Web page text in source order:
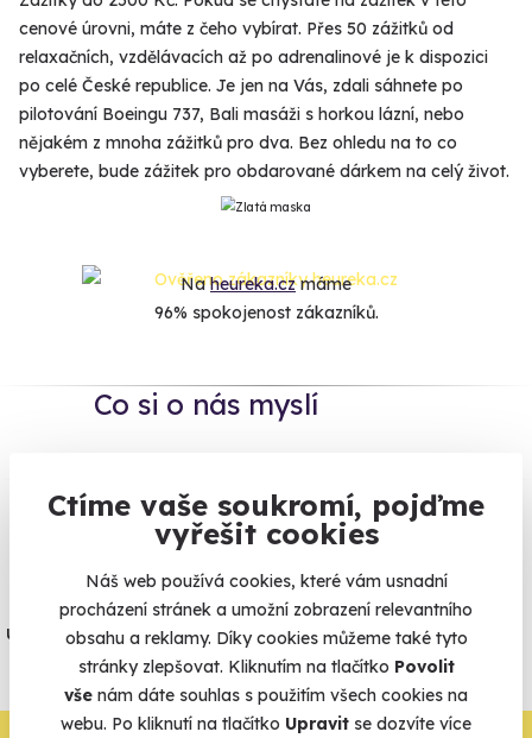
Ctíme vaše soukromí, pojďme
vyřešit cookies
Náš web používá cookies, které vám usnadní
procházení stránek a umožní zobrazení relevantního
obsahu a reklamy. Díky cookies můžeme také tyto
stránky zlepšovat. Kliknutím na tlačítko Povolit
vše nám dáte souhlas s použitím všech cookies na
webu. Po kliknutí na tlačítko Upravit se dozvíte více
cenové úrovni, máte z čeho vybírat. Přes 50 zážitků od
relaxačních, vzdělávacích až po adrenalinové je k dispozici
po celé České republice. Je jen na Vás, zdali sáhnete po
pilotování Boeingu 737, Bali masáži s horkou lázní, nebo
nějakém z mnoha zážitků pro dva. Bez ohledu na to co
vyberete, bude zážitek pro obdarované dárkem na celý život.
Naheureka.czmáme
96% spokojenost zákazníků.
Co si o nás myslí
Vše umíme pojistit
Jeden nikdy neví. Máme nejvyšší
úrazové pojištění z nabídky zážitkových
agentur.
Vše o pojištění